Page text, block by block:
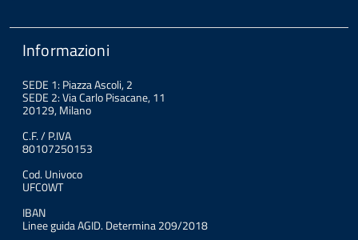
Informazioni
SEDE 1: Piazza Ascoli, 2
SEDE 2: Via Carlo Pisacane, 11
20129, Milano
C.F. / P.IVA
80107250153
Cod. Univoco
UFC0WT
IBAN
Linee guida AGID. Determina 209/2018